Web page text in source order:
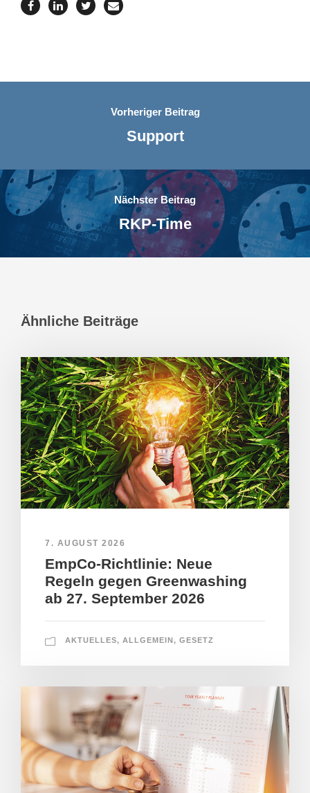
Vorheriger Beitrag
Support
Nächster Beitrag
RKP-Time
Ähnliche Beiträge
7. AUGUST 2026
EmpCo-Richtlinie: Neue
Regeln gegen Greenwashing
ab 27. September 2026
AKTUELLES, ALLGEMEIN, GESETZ